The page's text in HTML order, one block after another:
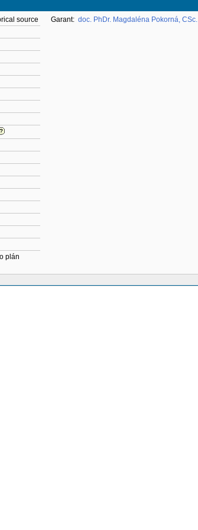
source
plán
Garant: doc. PhDr. Magdaléna Pokorná, CSc.